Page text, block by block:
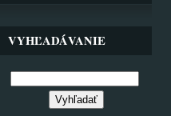
VYHĽADÁVANIE